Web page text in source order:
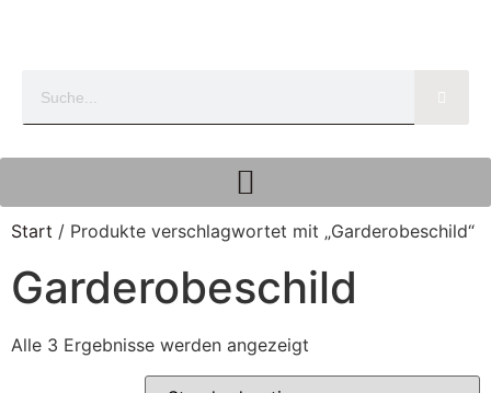
Start / Produkte verschlagwortet mit „Garderobeschild“
Garderobeschild
Alle 3 Ergebnisse werden angezeigt